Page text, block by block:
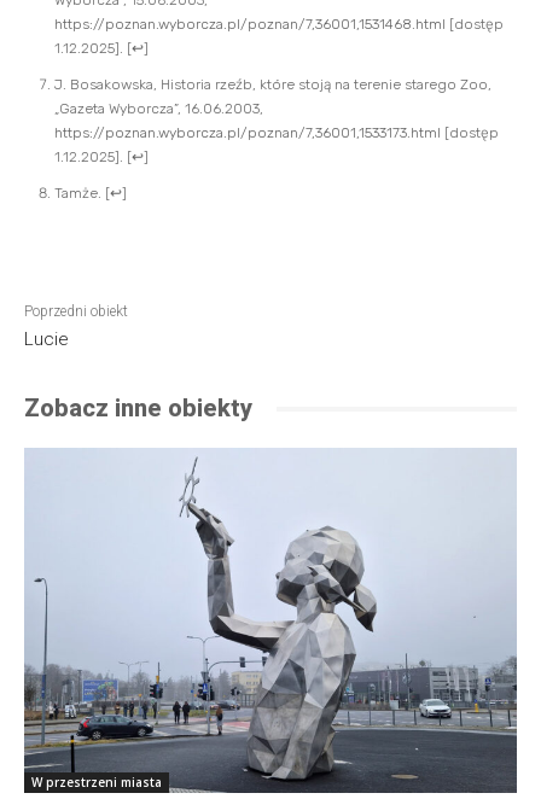
https://poznan.wyborcza.pl/poznan/7,36001,1531468.html [dostęp
1.12.2025]. [↩]
J. Bosakowska, Historia rzeźb, które stoją na terenie starego Zoo,
„Gazeta Wyborcza”, 16.06.2003,
https://poznan.wyborcza.pl/poznan/7,36001,1533173.html [dostęp
1.12.2025]. [↩]
Tamże. [↩]
Poprzedni obiekt
Lucie
Zobacz inne obiekty
W przestrzeni miasta